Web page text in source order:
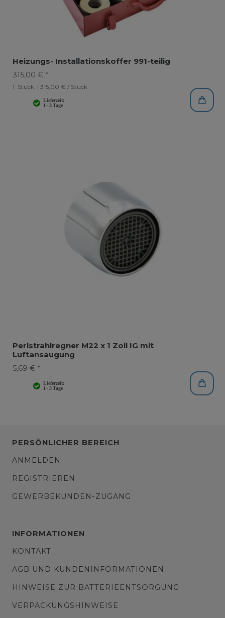
Heizungs- Installationskoffer 991-teilig
315,00 € *
1 Stück | 315,00 € / Stück
Perlstrahlregner M22 x 1 Zoll IG mit
Luftansaugung
5,69 € *
PERSÖNLICHER BEREICH
ANMELDEN
REGISTRIEREN
GEWERBEKUNDEN-ZUGANG
INFORMATIONEN
KONTAKT
AGB UND KUNDENINFORMATIONEN
HINWEISE ZUR BATTERIEENTSORGUNG
VERPACKUNGSHINWEISE